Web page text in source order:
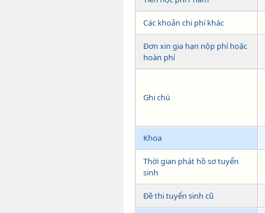
Các khoản chi phí khác
Đơn xin gia hạn nộp phí hoặc
hoàn phí
Ghi chú
Khoa
Thời gian phát hồ sơ tuyển
sinh
Đề thi tuyển sinh cũ